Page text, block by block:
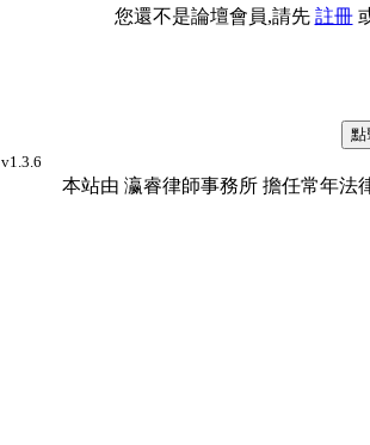
您還不是論壇會員,請先 註冊
v1.3.6
本站由 瀛睿律師事務所 擔任常年法